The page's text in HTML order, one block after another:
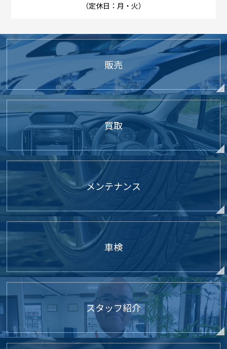
（定休日：月・火）
販売
買取
メンテナンス
車検
スタッフ紹介